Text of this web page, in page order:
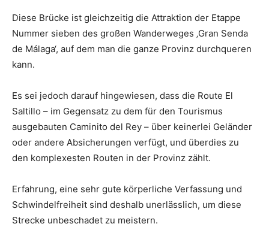
Diese Brücke ist gleichzeitig die Attraktion der Etappe
Nummer sieben des großen Wanderweges ‚Gran Senda
de Málaga‘, auf dem man die ganze Provinz durchqueren
kann.
Es sei jedoch darauf hingewiesen, dass die Route El
Saltillo – im Gegensatz zu dem für den Tourismus
ausgebauten Caminito del Rey – über keinerlei Geländer
oder andere Absicherungen verfügt, und überdies zu
den komplexesten Routen in der Provinz zählt.
Erfahrung, eine sehr gute körperliche Verfassung und
Schwindelfreiheit sind deshalb unerlässlich, um diese
Strecke unbeschadet zu meistern.